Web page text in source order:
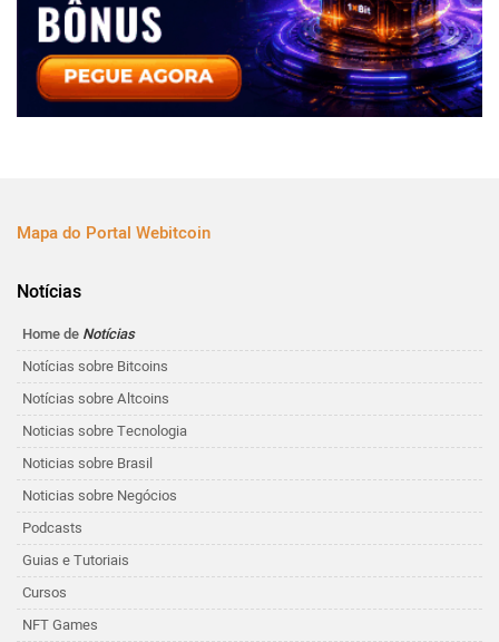
Mapa do Portal Webitcoin
Notícias
Home de Notícias
Notícias sobre Bitcoins
Notícias sobre Altcoins
Noticias sobre Tecnologia
Noticias sobre Brasil
Noticias sobre Negócios
Podcasts
Guias e Tutoriais
Cursos
NFT Games